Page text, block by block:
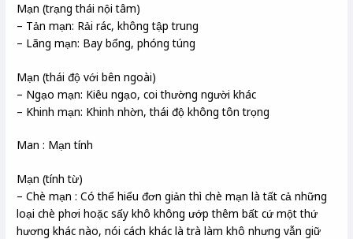
Mạn (trạng thái nội tâm)
– Tản mạn: Rải rác, không tập trung
– Lãng mạn: Bay bổng, phóng túng
Mạn (thái độ với bên ngoài)
– Ngạo mạn: Kiêu ngạo, coi thường người khác
– Khinh mạn: Khinh nhờn, thái độ không tôn trọng
Man : Mạn tính
Mạn (tính từ)
– Chè mạn : Có thể hiểu đơn giản thì chè mạn là tất cả những
loại chè phơi hoặc sấy khô không ướp thêm bất cứ một thứ
hương khác nào, nói cách khác là trà làm khô nhưng vẫn giữ